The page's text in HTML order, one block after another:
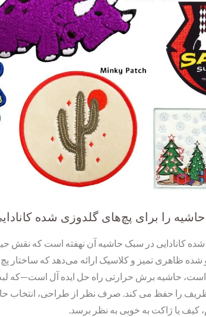
را برای پچ‌های گلدوزی شده
کانادایی در سبک حاشیه آن نهفته است که نقش
ظاهری تمیز و کلاسیک ارائه می‌دهد که ساختار پچ
است، حاشیه برش حرارتی راه حل ایده آل است—که
را حفظ می کند. صرف نظر از طراحی، انتخاب
کیف یا ژاکت به خوبی به نظر برسد.